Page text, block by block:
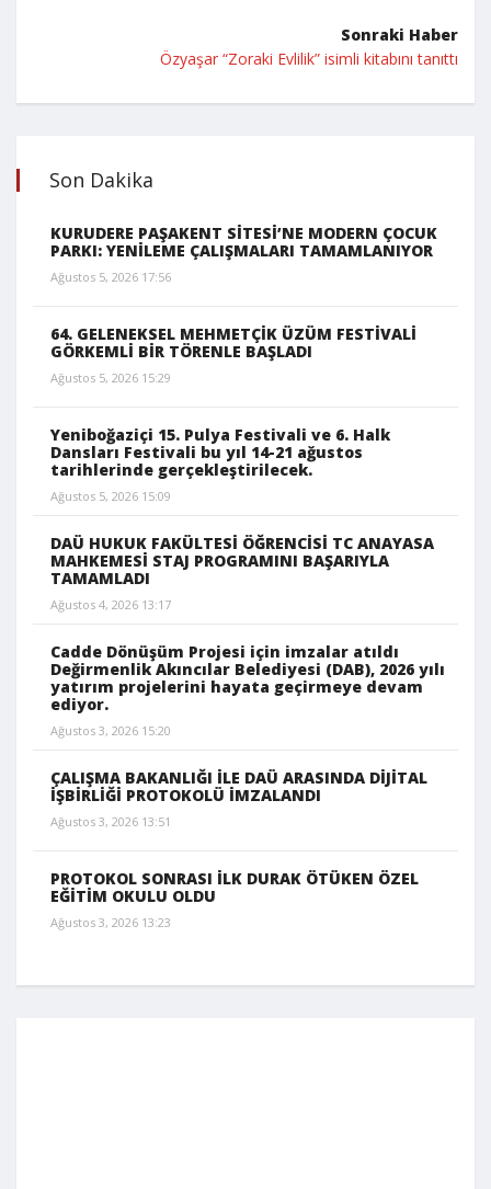
Sonraki Haber
Özyaşar “Zoraki Evlilik” isimli kitabını tanıttı
Son Dakika
KURUDERE PAŞAKENT SİTESİ’NE MODERN ÇOCUK
PARKI: YENİLEME ÇALIŞMALARI TAMAMLANIYOR
Ağustos 5, 2026 17:56
64. GELENEKSEL MEHMETÇİK ÜZÜM FESTİVALİ
GÖRKEMLİ BİR TÖRENLE BAŞLADI
Ağustos 5, 2026 15:29
Yeniboğaziçi 15. Pulya Festivali ve 6. Halk
Dansları Festivali bu yıl 14-21 ağustos
tarihlerinde gerçekleştirilecek.
Ağustos 5, 2026 15:09
DAÜ HUKUK FAKÜLTESİ ÖĞRENCİSİ TC ANAYASA
MAHKEMESİ STAJ PROGRAMINI BAŞARIYLA
TAMAMLADI
Ağustos 4, 2026 13:17
Cadde Dönüşüm Projesi için imzalar atıldı
Değirmenlik Akıncılar Belediyesi (DAB), 2026 yılı
yatırım projelerini hayata geçirmeye devam
ediyor.
Ağustos 3, 2026 15:20
ÇALIŞMA BAKANLIĞI İLE DAÜ ARASINDA DİJİTAL
İŞBİRLİĞİ PROTOKOLÜ İMZALANDI
Ağustos 3, 2026 13:51
PROTOKOL SONRASI İLK DURAK ÖTÜKEN ÖZEL
EĞİTİM OKULU OLDU
Ağustos 3, 2026 13:23